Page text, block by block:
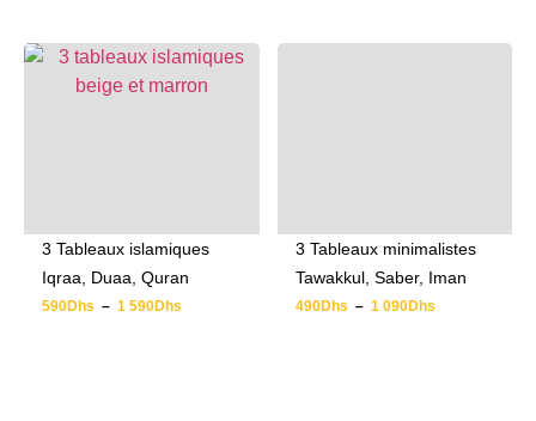
3 Tableaux islamiques
Iqraa, Duaa, Quran
590Dhs – 1 590Dhs
3 Tableaux minimalistes
Tawakkul, Saber, Iman
490Dhs – 1 090Dhs